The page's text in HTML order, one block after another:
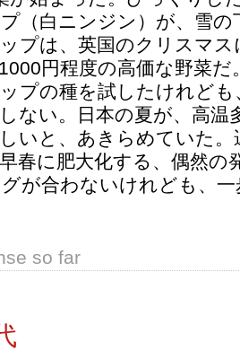
（白ニンジン）が、雪
プは、英国のクリスマス
円程度の高価な野菜だ
プの種を試したけれど
ない。日本の夏が、高温
いと、あきらめていた
春に肥大化する、偶然の
が合わないけれども、
so far